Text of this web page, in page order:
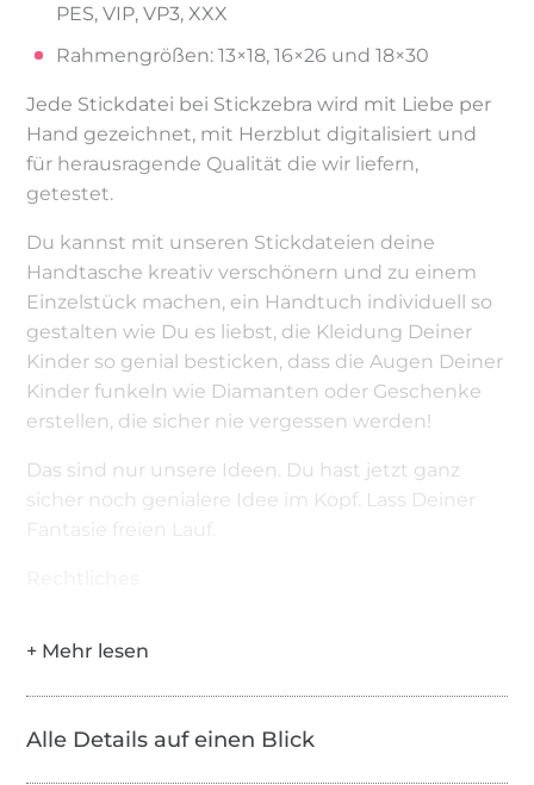
PES, VIP, VP3, XXX
Rahmengrößen: 13×18, 16×26 und 18×30
Jede Stickdatei bei Stickzebra wird mit Liebe per
Hand gezeichnet, mit Herzblut digitalisiert und
für herausragende Qualität die wir liefern,
getestet.
Du kannst mit unseren Stickdateien deine
Handtasche kreativ verschönern und zu einem
Einzelstück machen, ein Handtuch individuell so
gestalten wie Du es liebst, die Kleidung Deiner
Kinder so genial besticken, dass die Augen Deiner
Kinder funkeln wie Diamanten oder Geschenke
erstellen, die sicher nie vergessen werden!
Das sind nur unsere Ideen. Du hast jetzt ganz
sicher noch genialere Idee im Kopf. Lass Deiner
Fantasie freien Lauf.
nach dem Kauf privat und gewerblich nutzbar
Von jedem Motiv dürfen Sie maximal 50 Stück
Alle Details auf einen Blick